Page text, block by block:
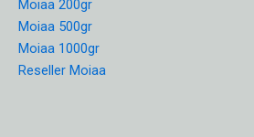
Moiaa 200gr
Moiaa 500gr
Moiaa 1000gr
Reseller Moiaa